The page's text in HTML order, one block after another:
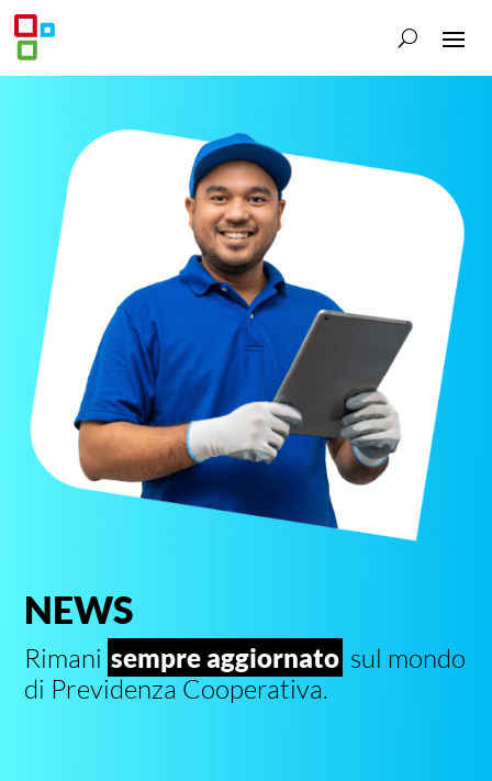
NEWS
Rimani sempre aggiornato sul mondo
di Previdenza Cooperativa.